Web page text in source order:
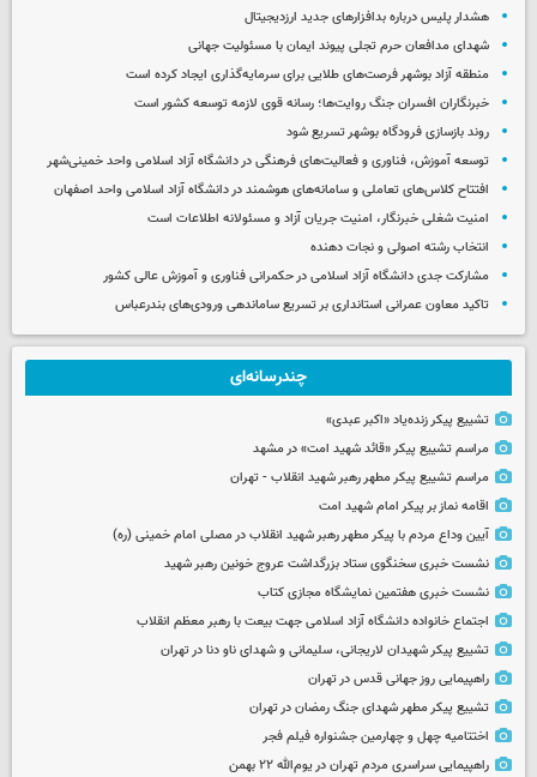
هشدار پلیس درباره بدافزارهای جدید ارزدیجیتال
شهدای مدافعان حرم تجلی پیوند ایمان با مسئولیت جهانی
منطقه آزاد بوشهر فرصت‌های طلایی برای سرمایه‌گذاری ایجاد کرده است
خبرنگاران افسران جنگ روایت‌ها؛ رسانه قوی لازمه توسعه کشور است
روند بازسازی فرودگاه بوشهر تسریع شود
توسعه آموزش، فناوری و فعالیت‌های فرهنگی در دانشگاه آزاد اسلامی واحد خمینی‌شهر
افتتاح کلاس‌های تعاملی و سامانه‌های هوشمند در دانشگاه آزاد اسلامی واحد اصفهان
امنیت شغلی خبرنگار، امنیت جریان آزاد و مسئولانه اطلاعات است
انتخاب رشته اصولی و نجات دهنده
مشارکت جدی دانشگاه آزاد اسلامی در حکمرانی فناوری و آموزش عالی کشور
تاکید معاون عمرانی استانداری بر تسریع ساماندهی ورودی‌های بندرعباس
چندرسانه‌ای
تشییع پیکر زنده‌یاد «اکبر عبدی»
مراسم تشییع پیکر «قائد شهید امت» در مشهد
مراسم تشییع پیکر مطهر رهبر شهید انقلاب - تهران
اقامه نماز بر پیکر امام شهید امت
آیین وداع مردم با پیکر مطهر رهبر شهید انقلاب در مصلی امام خمینی (ره)
نشست خبری سخنگوی ستاد بزرگداشت عروج خونین رهبر شهید
نشست خبری هفتمین نمایشگاه مجازی کتاب
اجتماع خانواده دانشگاه آزاد اسلامی جهت بیعت با رهبر معظم انقلاب
تشییع پیکر شهیدان لاریجانی، سلیمانی و شهدای ناو دنا در تهران
راهپیمایی روز جهانی قدس در تهران
تشییع پیکر مطهر شهدای جنگ رمضان در تهران
اختتامیه چهل و چهارمین جشنواره فیلم فجر
راهپیمایی سراسری مردم تهران در یوم‌الله ۲۲ بهمن